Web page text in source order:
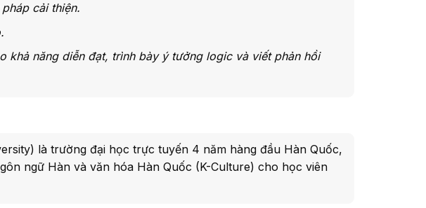
cải thiện.
khả năng diễn đạt, trình bày ý tưởng logic và viết phản hồi
là trường đại học trực tuyến 4 năm hàng đầu Hàn Quốc,
ngữ Hàn và văn hóa Hàn Quốc (K-Culture) cho học viên